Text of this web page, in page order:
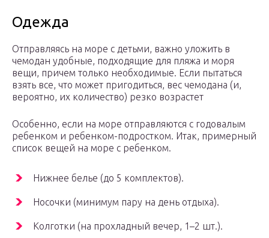
Одежда
Отправляясь на море с детьми, важно уложить в
чемодан удобные, подходящие для пляжа и моря
вещи, причем только необходимые. Если пытаться
взять все, что может пригодиться, вес чемодана (и,
вероятно, их количество) резко возрастет
Особенно, если на море отправляются с годовалым
ребенком и ребенком-подростком. Итак, примерный
список вещей на море с ребенком.
Нижнее белье (до 5 комплектов).
Носочки (минимум пару на день отдыха).
Колготки (на прохладный вечер, 1–2 шт.).